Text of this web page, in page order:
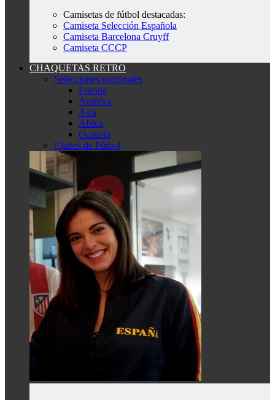
Camisetas de fútbol destacadas:
Camiseta Selección Española
Camiseta Barcelona Cruyff
Camiseta CCCP
CHAQUETAS RETRO
Selecciones nacionales
Europa
América
Asia
África
Oceanía
Clubes de Fútbol